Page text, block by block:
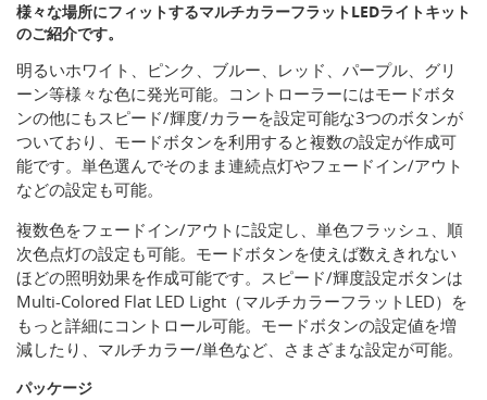
様々な場所にフィットするマルチカラーフラットLEDライトキット
のご紹介です。
明るいホワイト、ピンク、ブルー、レッド、パープル、グリ
ーン等様々な色に発光可能。コントローラーにはモードボタ
ンの他にもスピード/輝度/カラーを設定可能な3つのボタンが
ついており、モードボタンを利用すると複数の設定が作成可
能です。単色選んでそのまま連続点灯やフェードイン/アウト
などの設定も可能。
複数色をフェードイン/アウトに設定し、単色フラッシュ、順
次色点灯の設定も可能。モードボタンを使えば数えきれない
ほどの照明効果を作成可能です。スピード/輝度設定ボタンは
Multi-Colored Flat LED Light（マルチカラーフラットLED）を
もっと詳細にコントロール可能。モードボタンの設定値を増
減したり、マルチカラー/単色など、さまざまな設定が可能。
パッケージ